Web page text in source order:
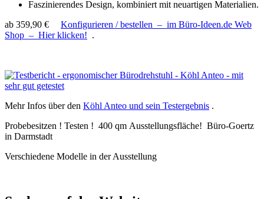
Faszinierendes Design, kombiniert mit neuartigen Materialien.
ab 359,90 € Konfigurieren / bestellen – im Büro-Ideen.de Web
Shop – Hier klicken! .
Mehr Infos über den Köhl Anteo und sein Testergebnis .
Probebesitzen ! Testen ! 400 qm Ausstellungsfläche! Büro-Goertz
in Darmstadt
Verschiedene Modelle in der Ausstellung